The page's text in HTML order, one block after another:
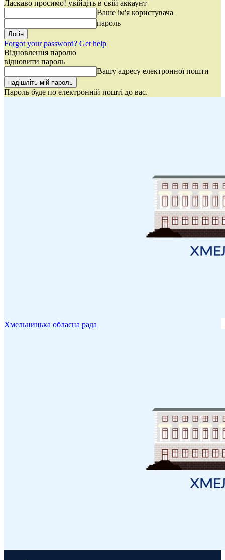
Ласкаво просимо! увійдіть в свій аккаунт
Ваше ім'я користувача
пароль
Forgot your password? Get help
Відновлення паролю
відновити пароль
Вашу адресу електронної пошти
Пароль буде по електронній пошті до вас.
Хмельницька обласна рада